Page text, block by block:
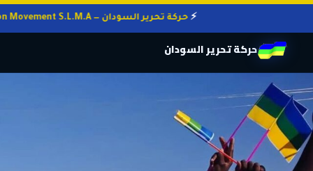
حركة تحرير السودان — Sudan Liberation Movement S.L.M.A
حركة تحرير السودان